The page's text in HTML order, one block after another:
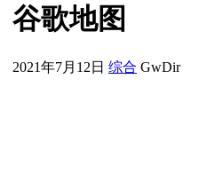
谷歌地图
2021年7月12日 综合 GwDir